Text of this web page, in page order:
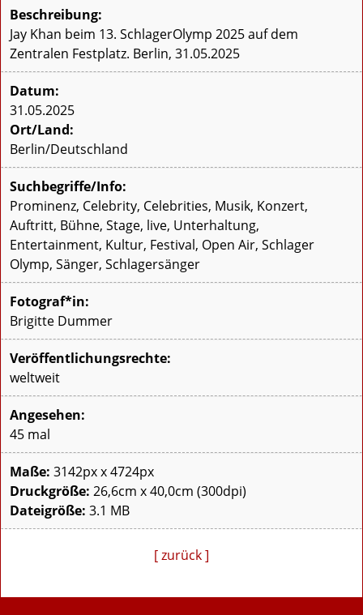
Beschreibung:
Jay Khan beim 13. SchlagerOlymp 2025 auf dem
Zentralen Festplatz. Berlin, 31.05.2025
Datum:
31.05.2025
Ort/Land:
Berlin/Deutschland
Suchbegriffe/Info:
Prominenz, Celebrity, Celebrities, Musik, Konzert,
Auftritt, Bühne, Stage, live, Unterhaltung,
Entertainment, Kultur, Festival, Open Air, Schlager
Olymp, Sänger, Schlagersänger
Fotograf*in:
Brigitte Dummer
Veröffentlichungsrechte:
weltweit
Angesehen:
45 mal
Maße: 3142px x 4724px
Druckgröße: 26,6cm x 40,0cm (300dpi)
Dateigröße: 3.1 MB
[ zurück ]